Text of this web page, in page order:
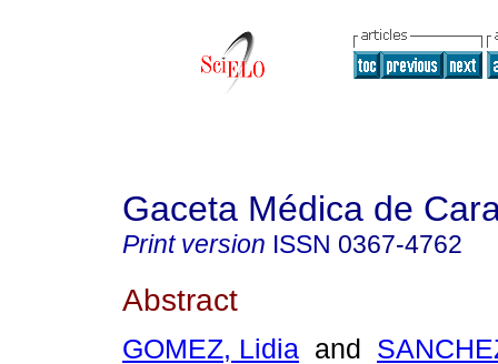
Gaceta Médica de
Print version ISSN 0367-4762
Abstract
GOMEZ, Lidia and